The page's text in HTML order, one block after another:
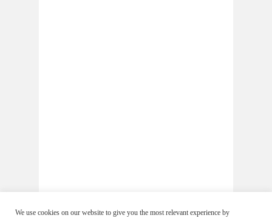
We use cookies on our website to give you the most relevant experience by